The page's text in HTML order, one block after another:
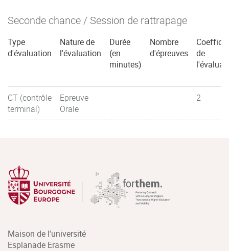
Seconde chance / Session de rattrapage
Type
d'évaluation
Nature de
l'évaluation
Durée
(en
minutes)
Nombre
d'épreuves
de
CT (contrôle
terminal)
Epreuve
Orale
2
Maison de l'université
Esplanade Erasme